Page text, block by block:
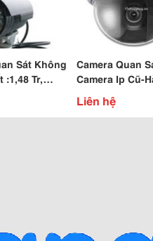
Sát Không
:1,48 Tr,
Camera Quan
Camera Ip Cũ-
Trưng Bày.
Liên hệ